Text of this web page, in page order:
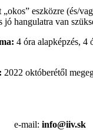
eszközre (és/
jó hangulatra van
4 óra alapképzés, 4
2022 októberétől
e-mail: info@iiv.sk